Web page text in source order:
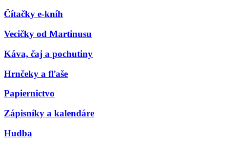
Čítačky e-kníh
Vecičky od Martinusu
Káva, čaj a pochutiny
Hrnčeky a fľaše
Papiernictvo
Zápisníky a kalendáre
Hudba